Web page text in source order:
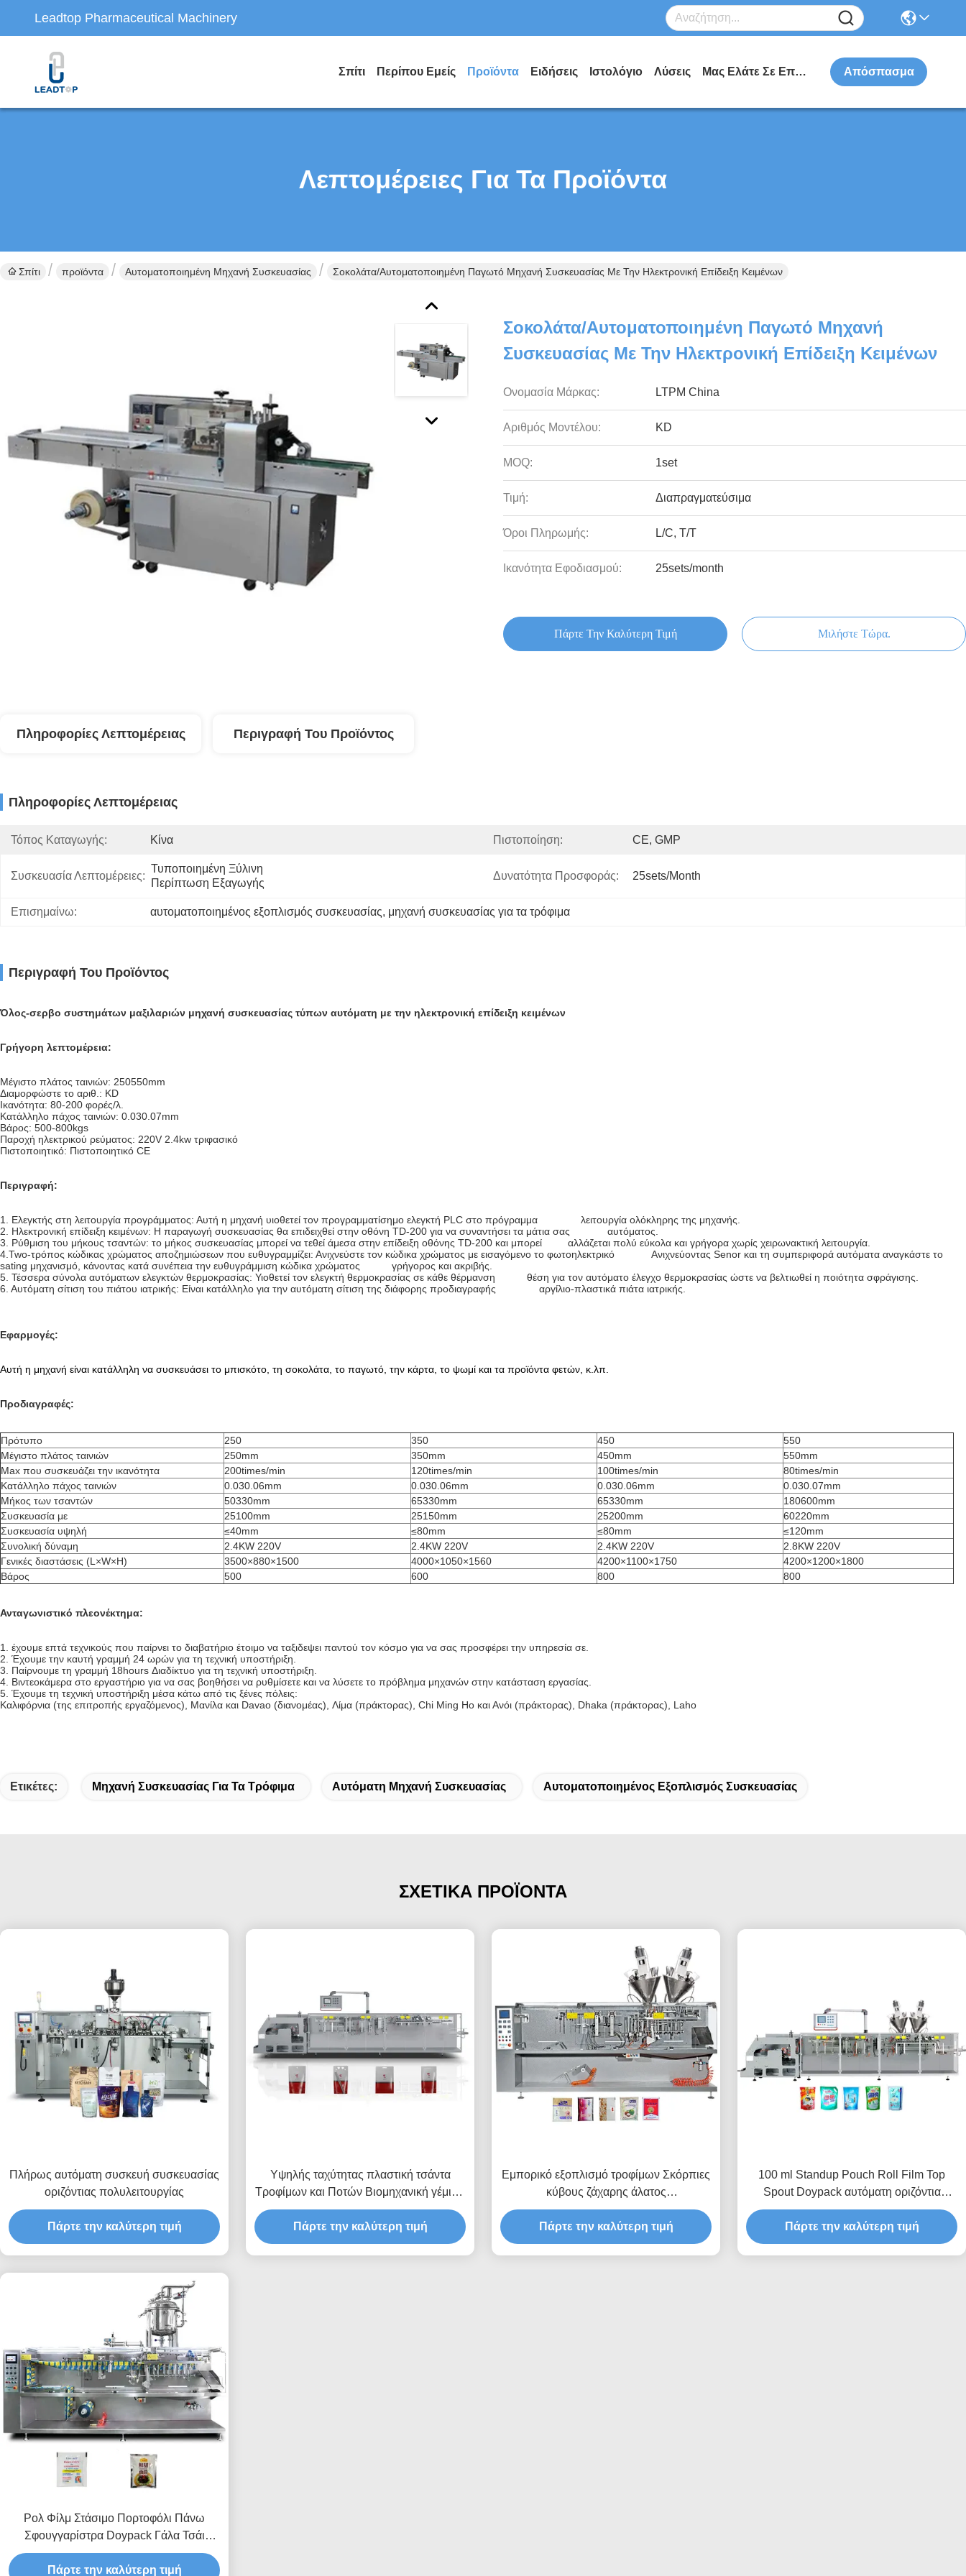
Leadtop Pharmaceutical Machinery
Σπίτι Περίπου Εμείς Προϊόντα Ειδήσεις Ιστολόγιο Λύσεις Μας Ελάτε Σε Επαφή Με Απόσπασμα
Λεπτομέρειες Για Τα Προϊόντα
Σπίτι προϊόντα Αυτοματοποιημένη Μηχανή Συσκευασίας Σοκολάτα/αυτοματοποιημένη Παγωτό Μηχανή Συσκευασίας Με Την Ηλεκτρονική Επίδειξη Κειμένων
Σοκολάτα/αυτοματοποιημένη Παγωτό Μηχανή
Συσκευασίας Με Την Ηλεκτρονική Επίδειξη Κειμένων
Ονομασία Μάρκας: LTPM China
Αριθμός Μοντέλου: KD
MOQ: 1set
Τιμή: Διαπραγματεύσιμα
Όροι Πληρωμής: L/C, T/T
Ικανότητα Εφοδιασμού: 25sets/month
Πάρτε Την Καλύτερη Τιμή Μιλήστε Τώρα.
Πληροφορίες Λεπτομέρειας Περιγραφή Του Προϊόντος
Πληροφορίες Λεπτομέρειας
Τόπος Καταγωγής: Κίνα Πιστοποίηση: CE, GMP
Συσκευασία Λεπτομέρειες:
Τυποποιημένη Ξύλινη
Περίπτωση Εξαγωγής
Δυνατότητα Προσφοράς: 25sets/month
Επισημαίνω: αυτοματοποιημένος εξοπλισμός συσκευασίας, μηχανή συσκευασίας για τα τρόφιμα
Περιγραφή Του Προϊόντος
Όλος-σερβο συστημάτων μαξιλαριών μηχανή συσκευασίας τύπων αυτόματη με την ηλεκτρονική επίδειξη κειμένων
Γρήγορη λεπτομέρεια:
Μέγιστο πλάτος ταινιών: 250550mm
Διαμορφώστε το αριθ.: KD
Ικανότητα: 80-200 φορές/λ.
Κατάλληλο πάχος ταινιών: 0.030.07mm
Βάρος: 500-800kgs
Παροχή ηλεκτρικού ρεύματος: 220V 2.4kw τριφασικό
Πιστοποιητικό: Πιστοποιητικό CE
Περιγραφή:
1. Ελεγκτής στη λειτουργία προγράμματος: Αυτή η μηχανή υιοθετεί τον προγραμματίσημο ελεγκτή PLC στο πρόγραμμα λειτουργία ολόκληρης της μηχανής.
2. Ηλεκτρονική επίδειξη κειμένων: Η παραγωγή συσκευασίας θα επιδειχθεί στην οθόνη TD-200 για να συναντήσει τα μάτια σας αυτόματος.
3. Ρύθμιση του μήκους τσαντών: το μήκος συσκευασίας μπορεί να τεθεί άμεσα στην επίδειξη οθόνης TD-200 και μπορεί αλλάζεται πολύ εύκολα και γρήγορα χωρίς χειρωνακτική λειτουργία.
4.Two-τρόπος κώδικας χρώματος αποζημιώσεων που ευθυγραμμίζει: Ανιχνεύστε τον κώδικα χρώματος με εισαγόμενο το φωτοηλεκτρικό Ανιχνεύοντας Senor και τη συμπεριφορά αυτόματα αναγκάστε το
sating μηχανισμό, κάνοντας κατά συνέπεια την ευθυγράμμιση κώδικα χρώματος γρήγορος και ακριβής.
5. Τέσσερα σύνολα αυτόματων ελεγκτών θερμοκρασίας: Υιοθετεί τον ελεγκτή θερμοκρασίας σε κάθε θέρμανση θέση για τον αυτόματο έλεγχο θερμοκρασίας ώστε να βελτιωθεί η ποιότητα σφράγισης.
6. Αυτόματη σίτιση του πιάτου ιατρικής: Είναι κατάλληλο για την αυτόματη σίτιση της διάφορης προδιαγραφής αργίλιο-πλαστικά πιάτα ιατρικής.
Εφαρμογές:
Αυτή η μηχανή είναι κατάλληλη να συσκευάσει το μπισκότο, τη σοκολάτα, το παγωτό, την κάρτα, το ψωμί και τα προϊόντα φετών, κ.λπ.
Προδιαγραφές:
Πρότυπο 250 350 450
550
Μέγιστο πλάτος ταινιών
250mm 350mm 450mm
550mm
Max που συσκευάζει την ικανότητα
200times/min 120times/min 100times/min
80times/min
Κατάλληλο πάχος ταινιών
0.030.06mm 0.030.06mm 0.030.06mm
0.030.07mm
Μήκος των τσαντών
50330mm 65330mm 65330mm
180600mm
Συσκευασία με
25100mm 25150mm 25200mm
60220mm
Συσκευασία υψηλή
≤40mm ≤80mm ≤80mm
≤120mm
Συνολική δύναμη
2.4KW 220V 2.4KW 220V 2.4KW 220V
2.8KW 220V
Γενικές διαστάσεις (L×W×H)
3500×880×1500 4000×1050×1560 4200×1100×1750
4200×1200×1800
Βάρος
500 600 800 800
Ανταγωνιστικό πλεονέκτημα:
1. έχουμε επτά τεχνικούς που παίρνει το διαβατήριο έτοιμο να ταξιδεψει παντού τον κόσμο για να σας προσφέρει την υπηρεσία σε.
2. Έχουμε την καυτή γραμμή 24 ωρών για τη τεχνική υποστήριξη.
3. Παίρνουμε τη γραμμή 18hours Διαδίκτυο για τη τεχνική υποστήριξη.
4. Βιντεοκάμερα στο εργαστήριο για να σας βοηθήσει να ρυθμίσετε και να λύσετε το πρόβλημα μηχανών στην κατάσταση εργασίας.
5. Έχουμε τη τεχνική υποστήριξη μέσα κάτω από τις ξένες πόλεις:
Καλιφόρνια (της επιτροπής εργαζόμενος), Μανίλα και Davao (διανομέας), Λίμα (πράκτορας), Chi Ming Ho και Ανόι (πράκτορας), Dhaka (πράκτορας), Laho
Ετικέτες: Μηχανή Συσκευασίας Για Τα Τρόφιμα Αυτόματη Μηχανή Συσκευασίας Αυτοματοποιημένος Εξοπλισμός Συσκευασίας
ΣΧΕΤΙΚΑ ΠΡΟΪΟΝΤΑ
Πλήρως αυτόματη συσκευή συσκευασίας
οριζόντιας πολυλειτουργίας
Πάρτε την καλύτερη τιμή
Υψηλής ταχύτητας πλαστική τσάντα
Τροφίμων και Ποτών Βιομηχανική γέμιση
Οριζόντια πολυλειτουργική συσκευαστική
μηχανή
Πάρτε την καλύτερη τιμή
Εμπορικό εξοπλισμό τροφίμων Σκόρπιες
κύβους ζάχαρης άλατος
Αυτοματοποιημένο οριζόντιο
πολυλειτουργικό συσκευαστήριο
Πάρτε την καλύτερη τιμή
100 ml Standup Pouch Roll Film Top
Spout Doypack αυτόματη οριζόντια
πολυλειτουργική συσκευασία
Πάρτε την καλύτερη τιμή
Ρολ Φίλμ Στάσιμο Πορτοφόλι Πάνω
Σφουγγαρίστρα Doypack Γάλα Τσάι
Γεμίζοντας Οριζόντια πολυλειτουργική
συσκευασία μηχανή
Πάρτε την καλύτερη τιμή